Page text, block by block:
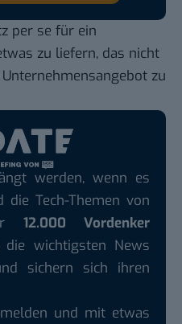
per se für ein
zu liefern, das nicht
zu
werden, wenn es
die Tech-Themen von
12.000 Vordenker
wichtigsten News
sichern sich ihren
und mit etwas